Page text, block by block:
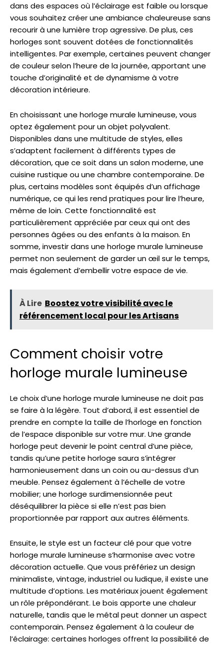
dans des espaces où l’éclairage est faible ou lorsque
vous souhaitez créer une ambiance chaleureuse sans
recourir à une lumière trop agressive. De plus, ces
horloges sont souvent dotées de fonctionnalités
intelligentes. Par exemple, certaines peuvent changer
de couleur selon l’heure de la journée, apportant une
touche d’originalité et de dynamisme à votre
décoration intérieure.
En choisissant une horloge murale lumineuse, vous
optez également pour un objet polyvalent.
Disponibles dans une multitude de styles, elles
s’adaptent facilement à différents types de
décoration, que ce soit dans un salon moderne, une
cuisine rustique ou une chambre contemporaine. De
plus, certains modèles sont équipés d’un affichage
numérique, ce qui les rend pratiques pour lire l’heure,
même de loin. Cette fonctionnalité est
particulièrement appréciée par ceux qui ont des
personnes âgées ou des enfants à la maison. En
somme, investir dans une horloge murale lumineuse
permet non seulement de garder un œil sur le temps,
mais également d’embellir votre espace de vie.
À Lire Boostez votre visibilité avec le
référencement local pour les Artisans
Comment choisir votre
horloge murale lumineuse
Le choix d’une horloge murale lumineuse ne doit pas
se faire à la légère. Tout d’abord, il est essentiel de
prendre en compte la taille de l’horloge en fonction
de l’espace disponible sur votre mur. Une grande
horloge peut devenir le point central d’une pièce,
tandis qu’une petite horloge saura s’intégrer
harmonieusement dans un coin ou au-dessus d’un
meuble. Pensez également à l’échelle de votre
mobilier; une horloge surdimensionnée peut
déséquilibrer la pièce si elle n’est pas bien
proportionnée par rapport aux autres éléments.
Ensuite, le style est un facteur clé pour que votre
horloge murale lumineuse s’harmonise avec votre
décoration actuelle. Que vous préfériez un design
minimaliste, vintage, industriel ou ludique, il existe une
multitude d’options. Les matériaux jouent également
un rôle prépondérant. Le bois apporte une chaleur
naturelle, tandis que le métal peut donner un aspect
contemporain. Pensez également à la couleur de
l’éclairage: certaines horloges offrent la possibilité de